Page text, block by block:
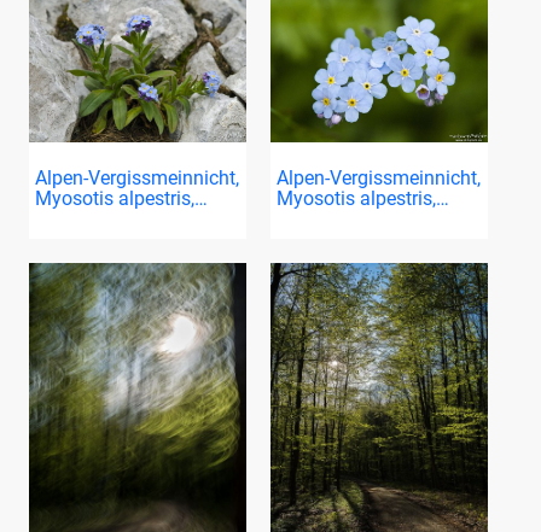
Alpen-Vergissmeinnicht,
Myosotis alpestris,…
Alpen-Vergissmeinnicht,
Myosotis alpestris,…